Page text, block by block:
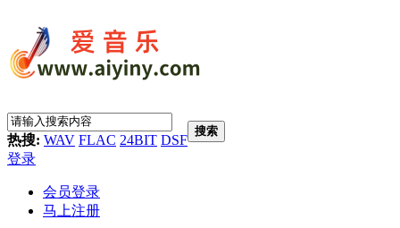
热搜: WAV FLAC 24BIT DSF
搜索
登录
会员登录
马上注册